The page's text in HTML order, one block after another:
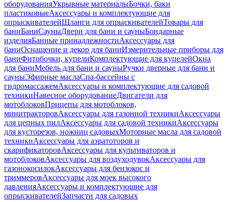
оборудованияУкрывные материалыБочки, баки
пластиковыеАксессуары и комплектующие для
опрыскивателейШланги для опрыскивателейТовары для
баниБаниСауныДвери для бани и сауныБондарные
изделияБанные принадлежностиАксессуары для
баниОснащение и декор для баниИзмерительные приборы для
баниФитобочки, купелиКомплектующие для купелейОкна
для баниМебель для бани и сауныРучки дверные для бани и
сауныЭфирные маслаСпа-бассейны с
гидромассажемАксессуары и комплектующие для садовой
техникиНавесное оборудованиеДвигатели для
мотоблоковПрицепы для мотоблоков,
минитракторовАксессуары для газонной техникиАксессуары
для цепных пилАксессуары для садовой техникиАксессуары
для кусторезов, ножниц садовыхМоторные масла для садовой
техникиАксессуары для аэратоторов и
скарификаторовАксессуары для культиваторов и
мотоблоковАксессуары для воздуходувокАксессуары для
газонокосилокАксессуары для бензокос и
триммеровАксессуары для моек высокого
давленияАксессуары и комплектующие для
опрыскивателейЗапчасти для садовых